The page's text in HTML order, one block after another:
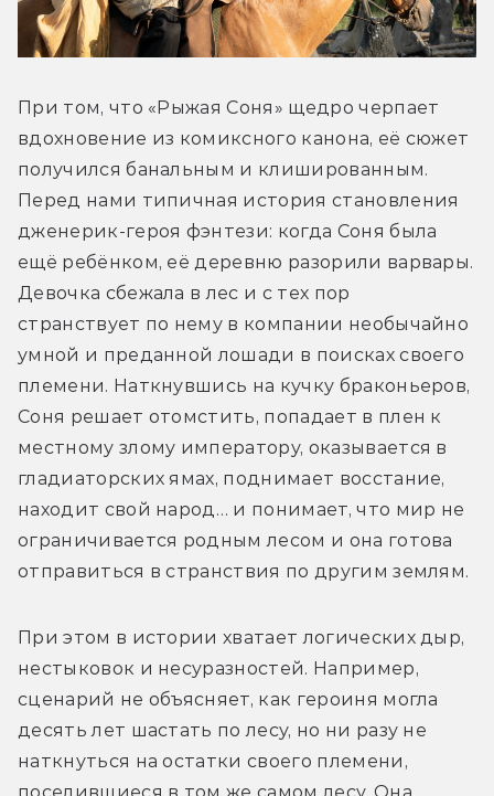
При том, что «Рыжая Соня» щедро черпает
вдохновение из комиксного канона, её сюжет
получился банальным и клишированным.
Перед нами типичная история становления
дженерик-героя фэнтези: когда Соня была
ещё ребёнком, её деревню разорили варвары.
Девочка сбежала в лес и с тех пор
странствует по нему в компании необычайно
умной и преданной лошади в поисках своего
племени. Наткнувшись на кучку браконьеров,
Соня решает отомстить, попадает в плен к
местному злому императору, оказывается в
гладиаторских ямах, поднимает восстание,
находит свой народ… и понимает, что мир не
ограничивается родным лесом и она готова
отправиться в странствия по другим землям.
При этом в истории хватает логических дыр,
нестыковок и несуразностей. Например,
сценарий не объясняет, как героиня могла
десять лет шастать по лесу, но ни разу не
наткнуться на остатки своего племени,
поселившиеся в том же самом лесу. Она